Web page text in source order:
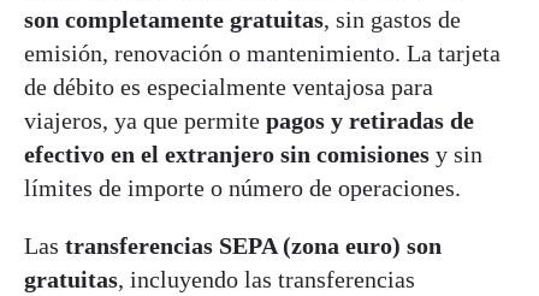
son completamente gratuitas, sin gastos de
emisión, renovación o mantenimiento. La tarjeta
de débito es especialmente ventajosa para
viajeros, ya que permite pagos y retiradas de
efectivo en el extranjero sin comisiones y sin
límites de importe o número de operaciones.
Las transferencias SEPA (zona euro) son
gratuitas, incluyendo las transferencias